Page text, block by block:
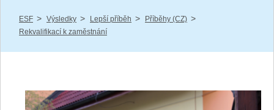
ESF / Výsledky / Lepší příběh / Příběhy (CZ) /
Rekvalifikací k zaměstnání